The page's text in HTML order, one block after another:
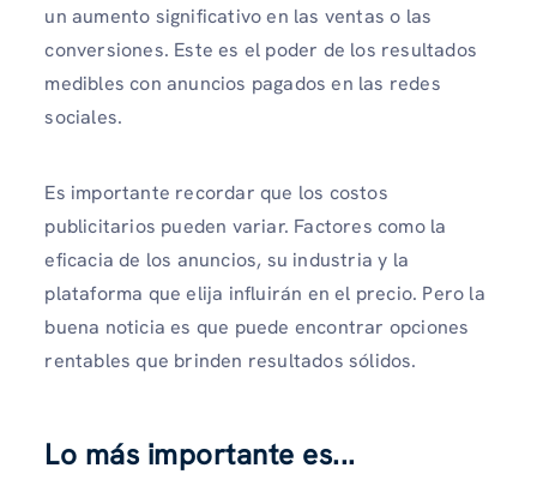
un aumento significativo en las ventas o las
conversiones. Este es el poder de los resultados
medibles con anuncios pagados en las redes
sociales.
Es importante recordar que los costos
publicitarios pueden variar. Factores como la
eficacia de los anuncios, su industria y la
plataforma que elija influirán en el precio. Pero la
buena noticia es que puede encontrar opciones
rentables que brinden resultados sólidos.
Lo más importante es...